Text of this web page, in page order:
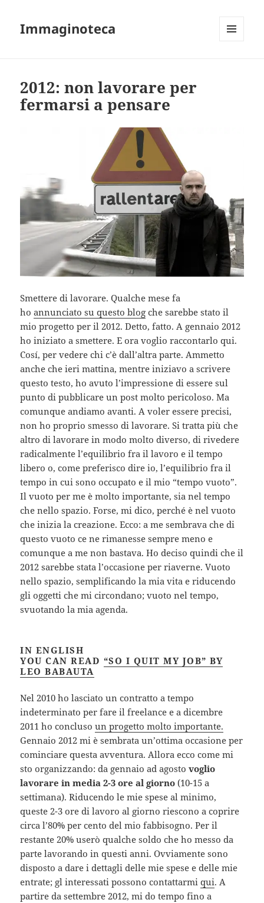
Immaginoteca
2012: non lavorare per
fermarsi a pensare
Smettere di lavorare. Qualche mese fa
hoannunciato su questo blog che sarebbe stato il
mio progetto per il 2012. Detto, fatto. A gennaio 2012
ho iniziato a smettere. E ora voglio raccontarlo qui.
Cosí, per vedere chi c’è dall’altra parte. Ammetto
anche che ieri mattina, mentre iniziavo a scrivere
questo testo, ho avuto l’impressione di essere sul
punto di pubblicare un post molto pericoloso. Ma
comunque andiamo avanti. A voler essere precisi,
non ho proprio smesso di lavorare. Si tratta più che
altro di lavorare in modo molto diverso, di rivedere
radicalmente l’equilibrio fra il lavoro e il tempo
libero o, come preferisco dire io, l’equilibrio fra il
tempo in cui sono occupato e il mio “tempo vuoto”.
Il vuoto per me è molto importante, sia nel tempo
che nello spazio. Forse, mi dico, perché è nel vuoto
che inizia la creazione. Ecco: a me sembrava che di
questo vuoto ce ne rimanesse sempre meno e
comunque a me non bastava. Ho deciso quindi che il
2012 sarebbe stata l’occasione per riaverne. Vuoto
nello spazio, semplificando la mia vita e riducendo
gli oggetti che mi circondano; vuoto nel tempo,
svuotando la mia agenda.
IN ENGLISH
YOU CAN READ “SO I QUIT MY JOB” BY
LEO BABAUTA
Nel 2010 ho lasciato un contratto a tempo
indeterminato per fare il freelance e a dicembre
2011 ho conclusoun progetto molto importante.
Gennaio 2012 mi è sembrata un’ottima occasione per
cominciare questa avventura. Allora ecco come mi
sto organizzando: da gennaio ad agostovoglio
lavorare in media 2-3 ore al giorno (10-15 a
settimana). Riducendo le mie spese al minimo,
queste 2-3 ore di lavoro al giorno riescono a coprire
circa l’80% per cento del mio fabbisogno. Per il
restante 20% userò qualche soldo che ho messo da
parte lavorando in questi anni. Ovviamente sono
disposto a dare i dettagli delle mie spese e delle mie
entrate; gl interessati possono contattarmiqui. A
partire da settembre 2012, mi do tempo fino a